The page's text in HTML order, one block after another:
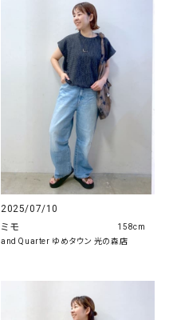
2025/07/10
ミモ
and Quarter ゆめタウン 光の森店
158cm